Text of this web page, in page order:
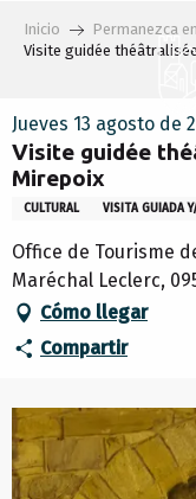
Inicio Permanezca en
Visite guidée
Jueves 13 agosto de
Visite guidée
Mirepoix
CULTURAL VISITA GUIADA
Office de Tourisme
Maréchal Leclerc,
Cómo llegar
Compartir